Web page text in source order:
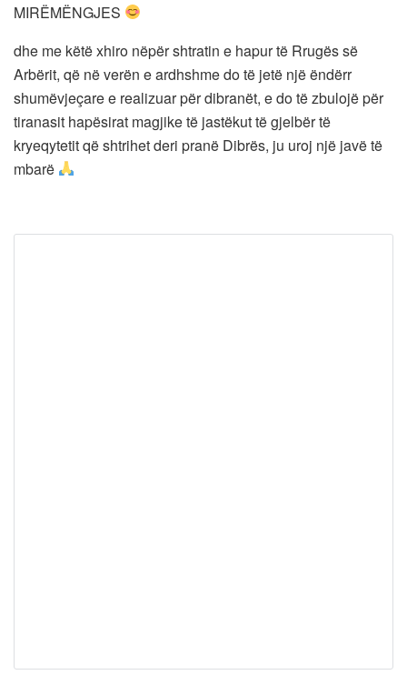
MIRËMËNGJES
dhe me këtë xhiro nëpër shtratin e hapur të Rrugës së
Arbërit, që në verën e ardhshme do të jetë një ëndërr
shumëvjeçare e realizuar për dibranët, e do të zbulojë për
tiranasit hapësirat magjike të jastëkut të gjelbër të
kryeqytetit që shtrihet deri pranë Dibrës, ju uroj një javë të
mbarë